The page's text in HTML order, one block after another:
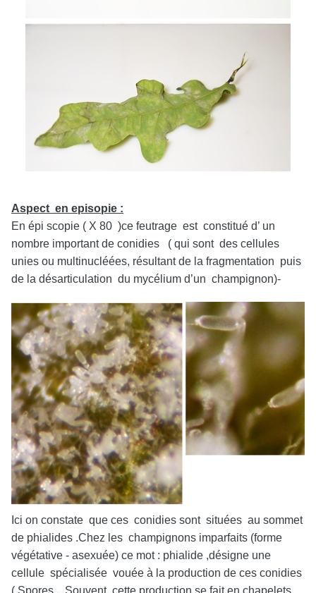
Aspect en episopie :
En épi scopie ( X 80 )ce feutrage est constitué d’ un
nombre important de conidies ( qui sont des cellules
unies ou multinucléées, résultant de la fragmentation puis
de la désarticulation du mycélium d’un champignon)-
Ici on constate que ces conidies sont situées au sommet
de phialides .Chez les champignons imparfaits (forme
végétative - asexuée) ce mot : phialide ,désigne une
cellule spécialisée vouée à la production de ces conidies